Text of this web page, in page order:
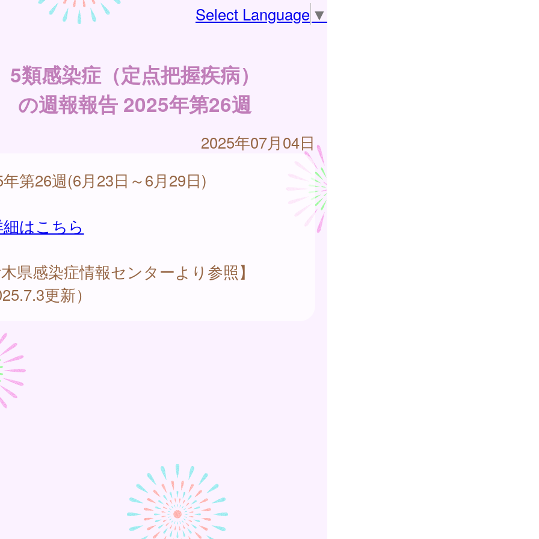
Select Language ▼
5類感染症（定点把握疾病）
の週報報告 2025年第26週
2025年07月04日
第26週(6月23日～6月29日)
はこちら
県感染症情報センターより参照】
更新）